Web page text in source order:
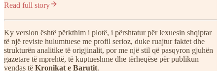
Read full story
Ky version është përkthim i plotë, i përshtatur për lexuesin shqiptar
të një reviste hulumtuese me profil serioz, duke ruajtur faktet dhe
strukturën analitike të origjinalit, por me një stil që pasqyron gjuhën
gazetare të mprehtë, të kuptueshme dhe tërheqëse për publikun
vendas të Kronikat e Barutit.